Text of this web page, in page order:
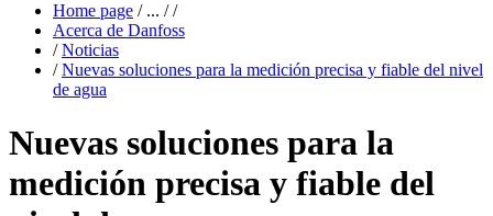
Home page /... / /
Acerca de Danfoss
/ Noticias
/ Nuevas soluciones para la medición precisa y fiable del nivel
de agua
Nuevas soluciones para la
medición precisa y fiable del